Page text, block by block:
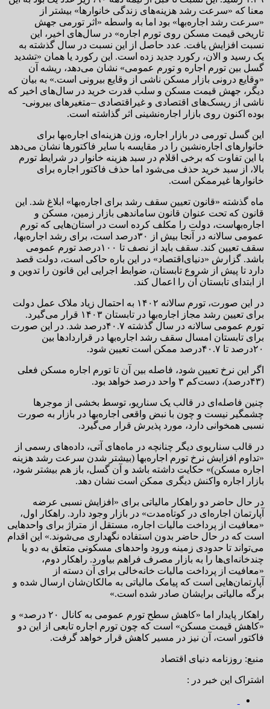
معنا که «سرعت رشد هزینه‌های زندگی خانوارها» بیشتر از
«سرعت رشد اجاره‌بها» بود اما به واسطه «اثر تورمی جهش
تاریخی قیمت مسکن روی تورم اجاره» در سال‌های اخیر، این
نسبت افزایش یافت. عدد حاصل از این نسبت در سال گذشته به
یک رسید و الان، رکورد جدید زده است. این رکورد یا همان «تشدید
گسل بین تورم اجاره و تورم عمومی» نشان می‌دهد، ریشه آن
«وقایع درونی بازار مسکن ناشی از وقایع بیرونی است.» به بیان
دیگر، جهش قیمت مسکن و سلب قدرت خرید در سال‌های اخیر که
ناشی از ریسک‌های اقتصادی و غیراقتصادی –متغیرهای بیرونی-
بوده اکنون روی بازار اجاره‌نشینی اثر گذاشته است.
این گسل تورمی در بازار اجاره، وزن هزینه‌ای اجاره‌بها برای
خانوارهای اجاره‌نشین را در مقایسه با سایر فاکتورها نشان می‌دهد
با این تفاوت که برخی اقلام در سبد هزینه خانوار در شرایط تورم
بالا، از سبد خرید حذف می‌شود اما حذف فاکتور اجاره برای
خانوارها غیرممکن است.
ماه گذشته «قانون تعیین سقف رشد برای اجاره‌بها» ابلاغ شد. این
قانون که تحت عنوان قانون ساماندهی بازار زمین، مسکن و
اجاره‌بهاست، دولت را مکلف کرده است در استان‌هایی که تورم
عمومی سالانه در آنجا بیش از ۳۰‌درصد است، برای رشد اجاره‌بها،
سقف تعیین کند. سقف باید از نصف تا ۱۰۰‌درصد تورم عمومی
باشد. گزارش «دنیای‌اقتصاد» در این باره حاکی است، دولت قصد
دارد تا پیش از شروع تابستان، ضوابط اجرایی این قانون را تدوین و
از ابتدای تابستان آن را اعمال کند.
در این صورت، تورم سالانه ۱۴۰۲ به احتمال زیاد ملاک عمل دولت
برای تعیین رشد مجاز اجاره‌بها در تابستان ۱۴۰۳ قرار می‌گیرد.
تورم عمومی سالانه در سال گذشته ۴۰.۷‌درصد شد. در این صورت
برای تابستان امسال سقف رشد اجاره‌بها در قراردادها بین
۲۰‌درصد تا ۴۰.۷‌درصد ممکن است تعیین شود.
اگر این نرخ تعیین شود، فاصله بین آن تا تورم اجاره مسکن فعلی
(۴۳درصد)، دست‌کم ۳ واحد ‌درصد خواهد بود.
چنین فاصله‌ای در قالب یک سناریو، توسط بخشی از موجرها
چشمگیر نیست و چون با نبض واقعی اجاره‌بها در بازار به صورت
نسبی همخوانی دارد، مورد پذیرش قرار می‌گیرد.
در قالب سناریوی دیگر چنانچه در ماه‌های آتی، داده‌های رسمی از
«تداوم افزایش نرخ تورم اجاره‌بها (بیشتر شدن سرعت رشد هزینه
اجاره مسکن)» حکایت داشته باشد و آن گسل، باز هم بیشتر شود،
بازار اجاره واکنش دیگری ممکن است نشان دهد.
در حال حاضر دو راهکار مالیاتی برای «افزایش نسبی عرضه
آپارتمان اجاره‌ای در کوتاه‌مدت» در بازار وجود دارد. راهکار اول،
«معافیت از پرداخت مالیات اجاره‌، مستقل از متراژ برای واحدهایی
است که در حال حاضر بدون استفاده نگهداری می‌شوند.» این اقدام
می‌تواند تا حدودی زمینه ورود واحدهای مسکونی متعلق به دو یا
چندخانه‌ای‌ها را به بازار مصرف فراهم بیاورد. راهکار دوم،
«معافیت از پرداخت مالیات خانه‌خالی برای آن دسته از
آپارتمان‌هایی است که پیامک مالیاتی به مالکان‌شان ارسال شده و
برگه مالیاتی برایشان صادر شده است.»
راهکار پایدار اما «کاهش سطح تورم عمومی به کانال ۲۰ درصد» و
«کاهش قیمت مسکن» است که چون تورم اجاره تابعی از این دو
فاکتور است، آن نیز در مسیر کاهش قرار خواهد گرفت.
منبع: روزنامه دنیای اقتصاد
اشتراک این خبر در :